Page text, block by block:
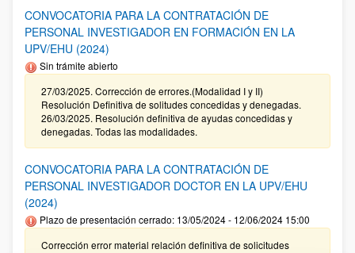
CONVOCATORIA PARA LA CONTRATACIÓN DE
PERSONAL INVESTIGADOR EN FORMACIÓN EN LA
UPV/EHU (2024)
Sin trámite abierto
27/03/2025. Corrección de errores.(Modalidad I y II)
Resolución Definitiva de solitudes concedidas y denegadas.
26/03/2025. Resolución definitiva de ayudas concedidas y
denegadas. Todas las modalidades.
CONVOCATORIA PARA LA CONTRATACIÓN DE
PERSONAL INVESTIGADOR DOCTOR EN LA UPV/EHU
(2024)
Plazo de presentación cerrado: 13/05/2024 - 12/06/2024 15:00
Corrección error material relación definitiva de solicitudes